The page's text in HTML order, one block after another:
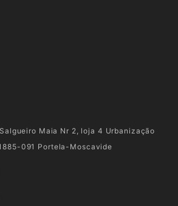
Maia Nr 2, loja 4 Urbanização
091 Portela-Moscavide